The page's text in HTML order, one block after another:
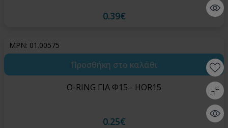
Quick
0.39€
MPN: 01.00575
Quick
Προσθήκη στο καλάθι
O-RING ΓΙΑ Φ15 - HOR15
0.25€